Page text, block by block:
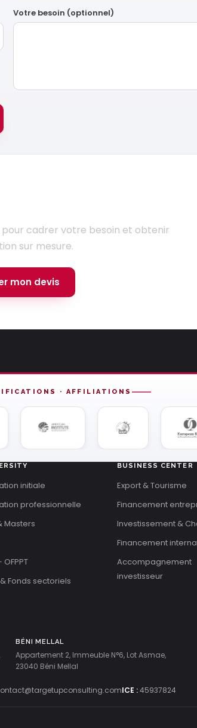
Votre besoin (optionnel)
cadrer votre besoin et obtenir
sur mesure.
mon devis
· AFFILIATIONS
initiale
professionnelle
Masters
OFPPT
& Fonds sectoriels
BUSINESS CENTER
Export & Tourisme
Financement
Investissement &
Financement
Accompagnement
investisseur
BÉNI MELLAL
Appartement 2, Immeuble N°6, Lot Asmae,
23040 Béni Mellal
ICE :45937824